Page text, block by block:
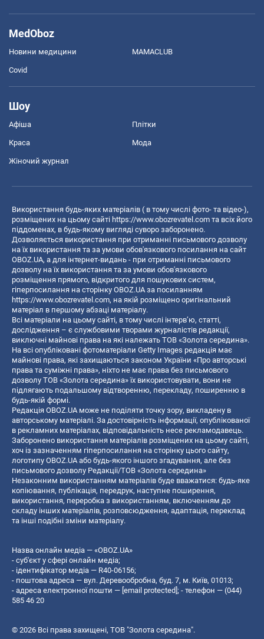
MedOboz
Новини медицини MAMACLUB
Covid
Шоу
Афіша Плітки
Краса Мода
Жіночий журнал
Використання будь-яких матеріалів ( в тому числі фото- та відео-),
розміщених на цьому сайті https://www.obozrevatel.com та всіх його
піддоменах, в будь-якому вигляді суворо заборонено.
Дозволяється використання при отриманні письмового дозволу
на їх використання та за умови обов'язкового посилання на сайт
OBOZ.UA, а для інтернет-видань - при отриманні письмового
дозволу на їх використання та за умови обов'язкового
розміщення прямого, відкритого для пошукових систем,
гіперпосилання на сторінку OBOZ.UA за посиланням
https://www.obozrevatel.com, на якій розміщено оригінальний
матеріал в першому абзаці матеріалу.
Всі матеріали на цьому сайті, в тому числі інтерв’ю, статті,
дослідження – є службовими творами журналістів редакції,
виключні майнові права на які належать ТОВ «Золота середина».
На всі опубліковані фотоматеріали Getty Images редакція має
майнові права, які захищаються законом України «Про авторські
права та суміжні права», ніхто не має права без письмового
дозволу ТОВ «Золота середина» їх використовувати, вони не
підлягають подальшому відтворенню, перекладу, поширенню в
будь-якій формі.
Редакція OBOZ.UA може не поділяти точку зору, викладену в
авторському матеріалі. За достовірність інформації, опублікованої
в рекламних матеріалах, відповідальність несе рекламодавець.
Заборонено використання матеріалів розміщених на цьому сайті,
хоч із зазначенням гіперпосилання на сторінку цього сайту,
логотипу OBOZ.UA або будь-якого іншого згадування, але без
письмового дозволу Редакції/ТОВ «Золота середина»
Незаконним використанням матеріалів буде вважатися: будь-яке
копiювання, публiкацiя, передрук, наступне поширення,
використання, переробка з використанням, включенням до
складу інших матеріалів, розповсюдження, адаптація, переклад
та інші подібні зміни матеріалу.
Назва онлайн медіа — «OBOZ.UA»
- суб'єкт у сфері онлайн медіа;
- ідентифікатор медіа — R40-06156;
- поштова адреса — вул. Деревообробна, буд. 7, м. Київ, 01013;
- адреса електронної пошти — [email protected] ; - телефон — (044)
585 46 20
© 2026 Всі права захищені, ТОВ "Золота середина".